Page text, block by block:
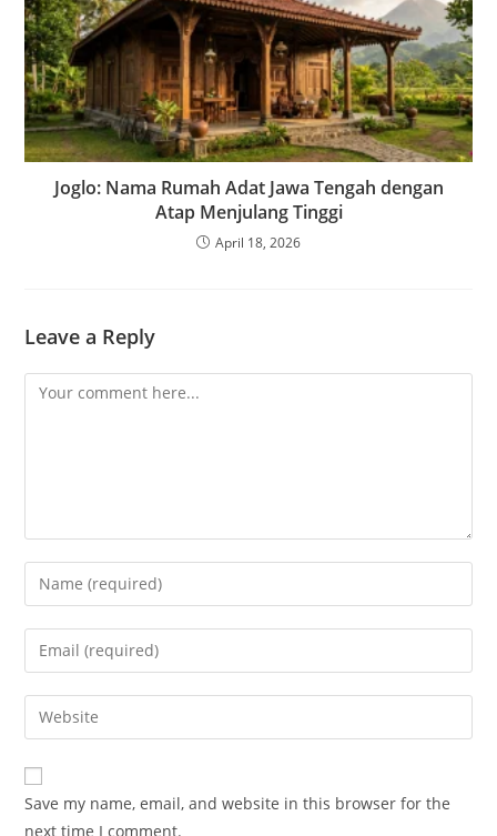
Joglo: Nama Rumah Adat Jawa Tengah dengan
Atap Menjulang Tinggi
April 18, 2026
Leave a Reply
Comment
Enter
your
name
comment
Enter
your
email
address
comment
Enter
your
website
URL
(optional)
Save my name, email, and website in this browser for the
next time I comment.